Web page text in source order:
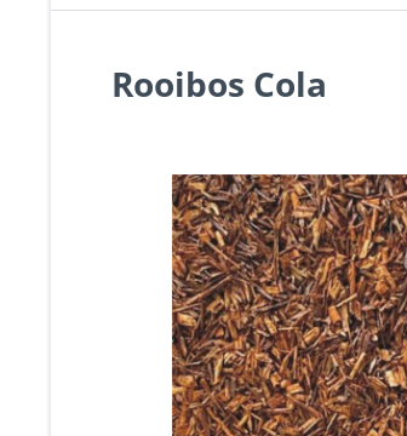
Rooibos Cola